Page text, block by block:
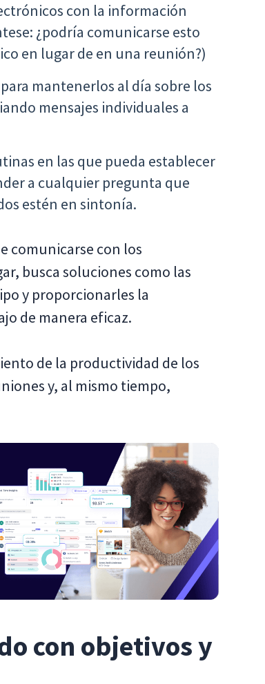
con la información
¿podría comunicarse esto
en lugar de en una reunión?)
mantenerlos al día sobre los
mensajes individuales a
en las que pueda establecer
a cualquier pregunta que
estén en sintonía.
comunicarse con los
busca soluciones como las
y proporcionarles la
de manera eficaz.
de la productividad de los
y, al mismo tiempo,
con objetivos y